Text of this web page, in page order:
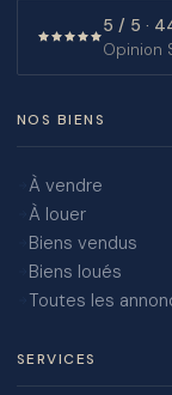
5 / 5 ·
Opinion
NOS BIENS
À vendre
À louer
Biens vendus
Biens loués
Toutes les
SERVICES